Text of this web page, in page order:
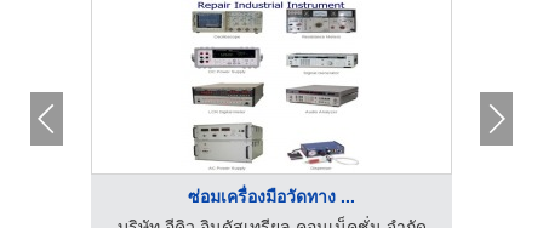
ซ่อมเครื่องมือวัดทาง ...